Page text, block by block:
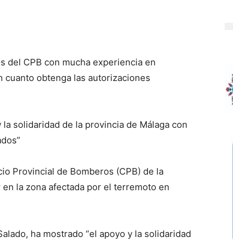
del CPB con mucha experiencia en
cuanto obtenga las autorizaciones
solidaridad de la provincia de Málaga con
Provincial de Bomberos (CPB) de la
la zona afectada por el terremoto en
ha mostrado “el apoyo y la solidaridad